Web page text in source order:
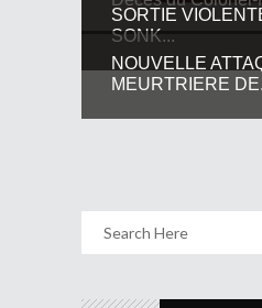
SORTIE
SONK...
NOUVELLE
MEURTRIERE